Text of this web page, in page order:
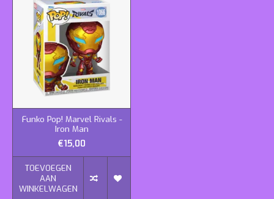
Funko Pop! Marvel Rivals -
Iron Man
€15,00
TOEVOEGEN
AAN
WINKELWAGEN